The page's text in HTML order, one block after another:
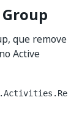
que remove
Active